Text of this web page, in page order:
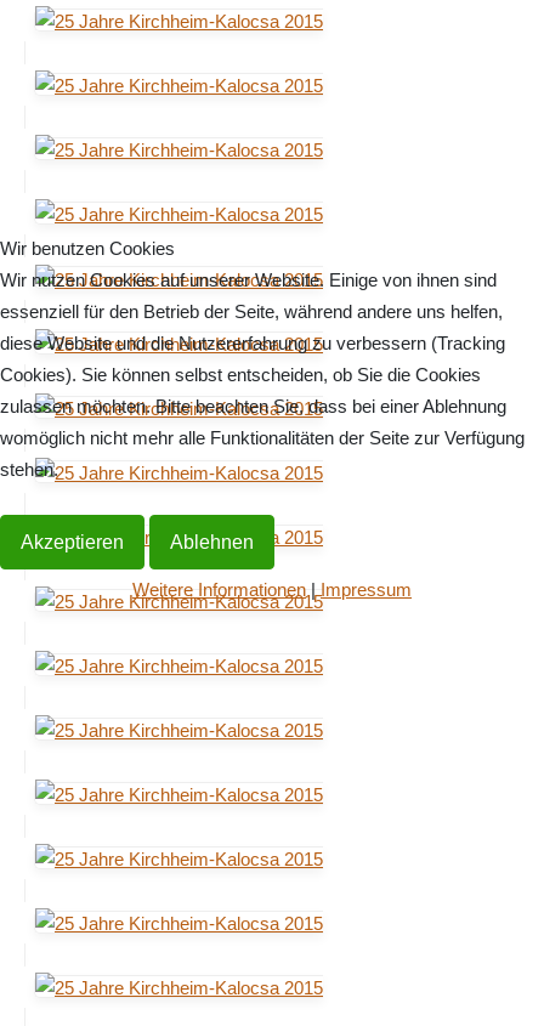
Wir benutzen Cookies
Wir nutzen Cookies auf unserer Website. Einige von ihnen sind
essenziell für den Betrieb der Seite, während andere uns helfen,
diese Website und die Nutzererfahrung zu verbessern (Tracking
Cookies). Sie können selbst entscheiden, ob Sie die Cookies
zulassen möchten. Bitte beachten Sie, dass bei einer Ablehnung
womöglich nicht mehr alle Funktionalitäten der Seite zur Verfügung
stehen.
Akzeptieren Ablehnen
Weitere Informationen | Impressum